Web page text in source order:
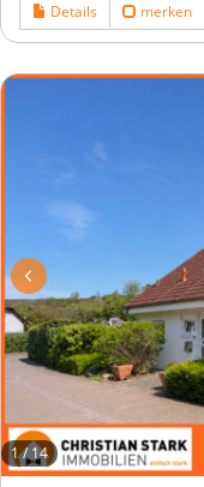
Details merken
1/14